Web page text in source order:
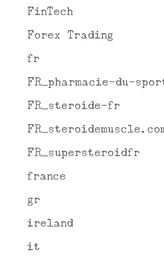
FinTech
Forex Trading
fr
FR_pharmacie-du-
FR_steroide-fr
FR_supersteroidfr
france
gr
ireland
it